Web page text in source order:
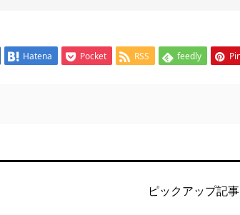
Hatena Pocket RSS feedly
ピックアップ記事